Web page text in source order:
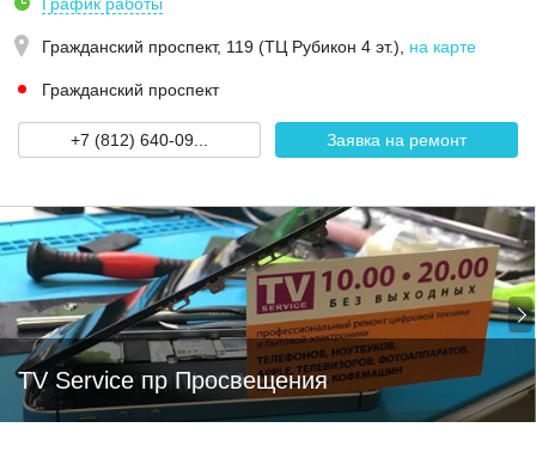
Гражданский проспект, 119 (ТЦ Рубикон 4 эт.) на карте
Гражданский проспект
+7 (812) 640-09... Заявка на ремонт
TV Service пр Просвещения